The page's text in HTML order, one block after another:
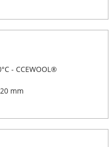
- CCEWOOL®
mm